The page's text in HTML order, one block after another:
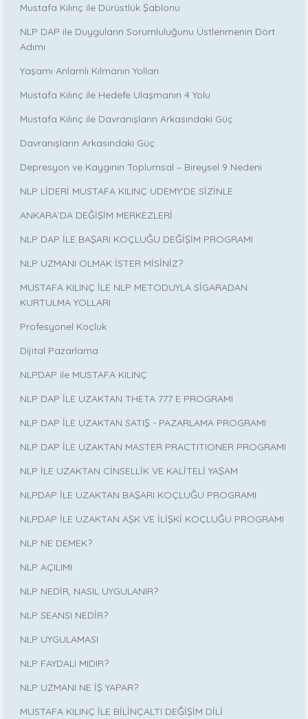
Mustafa Kılınç ile Dürüstlük Şablonu
NLP DAP ile Duyguların Sorumluluğunu Üstlenmenin Dört
Adımı
Yaşamı Anlamlı Kılmanın Yolları
Mustafa Kılınç ile Hedefe Ulaşmanın 4 Yolu
Mustafa Kılınç ile Davranışların Arkasındaki Güç
Davranışların Arkasındaki Güç
Depresyon ve Kaygının Toplumsal – Bireysel 9 Nedeni
NLP LİDERİ MUSTAFA KILINÇ UDEMY'DE SİZİNLE
ANKARA’DA DEĞİŞİM MERKEZLERİ
NLP DAP İLE BAŞARI KOÇLUĞU DEĞİŞİM PROGRAMI
NLP UZMANI OLMAK İSTER MİSİNİZ?
MUSTAFA KILINÇ İLE NLP METODUYLA SİGARADAN
KURTULMA YOLLARI
Profesyonel Koçluk
Dijital Pazarlama
NLPDAP ile MUSTAFA KILINÇ
NLP DAP İLE UZAKTAN THETA 777 E PROGRAMI
NLP DAP İLE UZAKTAN SATIŞ - PAZARLAMA PROGRAMI
NLP DAP İLE UZAKTAN MASTER PRACTITIONER PROGRAMI
NLP İLE UZAKTAN CİNSELLİK VE KALİTELİ YAŞAM
NLPDAP İLE UZAKTAN BAŞARI KOÇLUĞU PROGRAMI
NLPDAP İLE UZAKTAN AŞK VE İLİŞKİ KOÇLUĞU PROGRAMI
NLP NE DEMEK?
NLP AÇILIMI
NLP NEDİR, NASIL UYGULANIR?
NLP SEANSI NEDİR?
NLP UYGULAMASI
NLP FAYDALI MIDIR?
NLP UZMANI NE İŞ YAPAR?
MUSTAFA KILINÇ İLE BİLİNÇALTI DEĞİŞİM DİLİ